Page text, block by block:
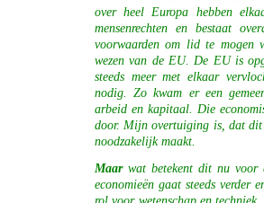
over heel Europa hebben
mensenrechten en bestaat
voorwaarden om lid te mogen
wezen van de EU. De EU is
steeds meer met elkaar
nodig. Zo kwam er een
arbeid en kapitaal. Die
door. Mijn overtuiging is, dat dit
noodzakelijk maakt.
Maar wat betekent dit nu voor
economieën gaat steeds verder